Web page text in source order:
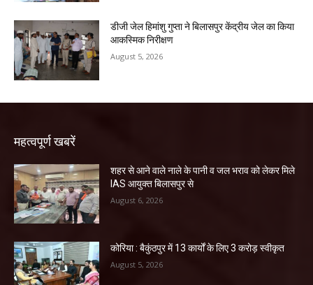
डीजी जेल हिमांशु गुप्ता ने बिलासपुर केंद्रीय जेल का किया
आकस्मिक निरीक्षण
August 5, 2026
महत्वपूर्ण खबरें
शहर से आने वाले नाले के पानी व जल भराव को लेकर मिले
IAS आयुक्त बिलासपुर से
August 6, 2026
कोरिया : बैकुंठपुर में 13 कार्यों के लिए 3 करोड़ स्वीकृत
August 5, 2026